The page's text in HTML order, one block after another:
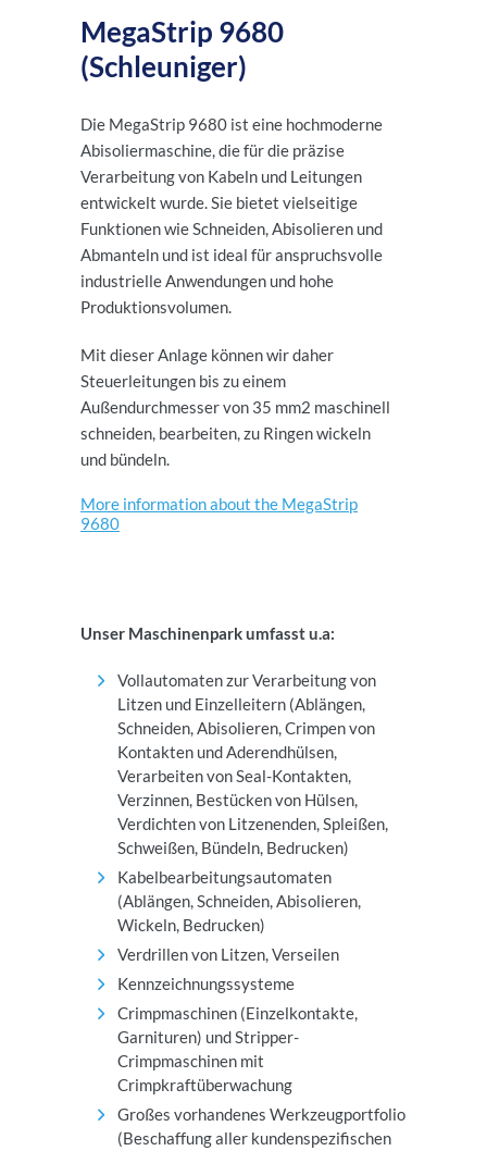
MegaStrip 9680
(Schleuniger)
Die MegaStrip 9680 ist eine hochmoderne
Abisoliermaschine, die für die präzise
Verarbeitung von Kabeln und Leitungen
entwickelt wurde. Sie bietet vielseitige
Funktionen wie Schneiden, Abisolieren und
Abmanteln und ist ideal für anspruchsvolle
industrielle Anwendungen und hohe
Produktionsvolumen.
Mit dieser Anlage können wir daher
Steuerleitungen bis zu einem
Außendurchmesser von 35 mm2 maschinell
schneiden, bearbeiten, zu Ringen wickeln
und bündeln.
More information about the MegaStrip
9680
Unser Maschinenpark umfasst u.a:
Vollautomaten zur Verarbeitung von
Litzen und Einzelleitern (Ablängen,
Schneiden, Abisolieren, Crimpen von
Kontakten und Aderendhülsen,
Verarbeiten von Seal-Kontakten,
Verzinnen, Bestücken von Hülsen,
Verdichten von Litzenenden, Spleißen,
Schweißen, Bündeln, Bedrucken)
Kabelbearbeitungsautomaten
(Ablängen, Schneiden, Abisolieren,
Wickeln, Bedrucken)
Verdrillen von Litzen, Verseilen
Kennzeichnungssysteme
Crimpmaschinen (Einzelkontakte,
Garnituren) und Stripper-
Crimpmaschinen mit
Crimpkraftüberwachung
Großes vorhandenes Werkzeugportfolio
(Beschaffung aller kundenspezifischen